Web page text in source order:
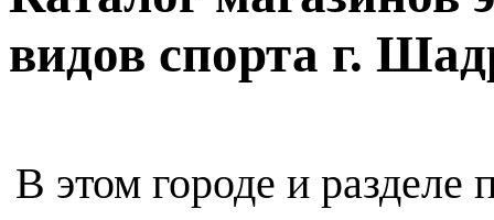
видов спорта г.
В этом городе и разделе